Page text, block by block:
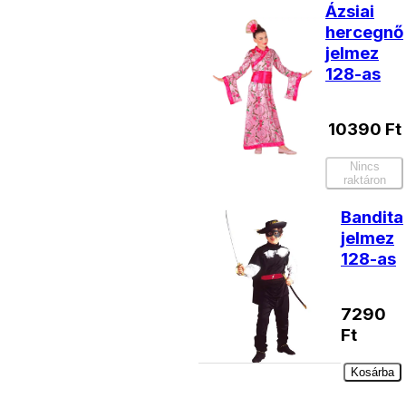
Ázsiai
hercegnő
jelmez
128-as
10390 Ft
Nincs
raktáron
Bandita
jelmez
128-as
7290
Ft
Kosárba